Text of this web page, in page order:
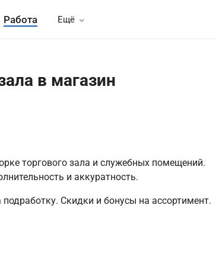
Работа Ещё
в магазин
торгового зала и служебных помещений.
и аккуратность.
Скидки и бонусы на ассортимент.